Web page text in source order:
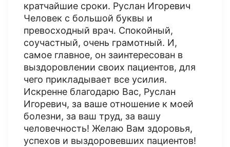
кратчайшие сроки. Руслан Игоревич
Человек с большой буквы и
превосходный врач. Спокойный,
соучастный, очень грамотный. И,
самое главное, он заинтересован в
выздоровлении своих пациентов, для
чего прикладывает все усилия.
Искренне благодарю Вас, Руслан
Игоревич, за ваше отношение к моей
болезни, за ваш труд, за вашу
человечность! Желаю Вам здоровья,
успехов и выздоровевших пациентов!